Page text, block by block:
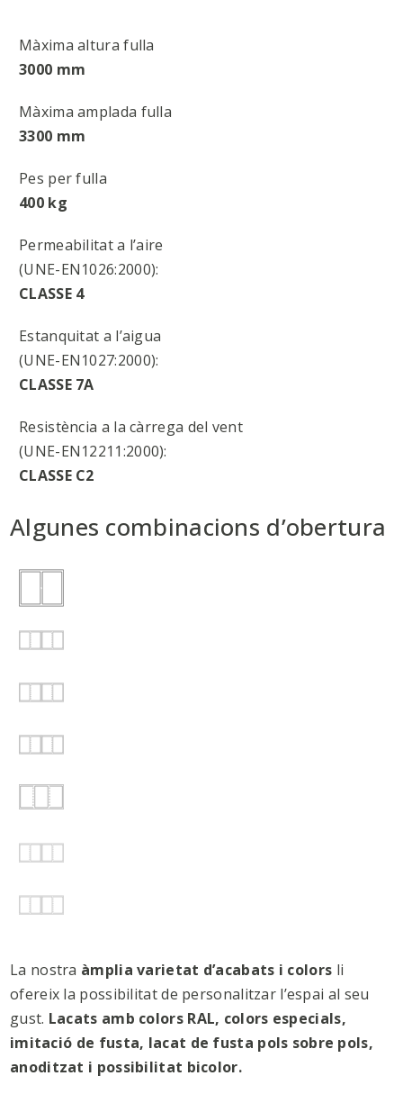
Màxima altura fulla
3000 mm
Màxima amplada fulla
3300 mm
Pes per fulla
400 kg
Permeabilitat a l’aire
(UNE-EN1026:2000):
CLASSE 4
Estanquitat a l’aigua
(UNE-EN1027:2000):
CLASSE 7A
Resistència a la càrrega del vent
(UNE-EN12211:2000):
CLASSE C2
Algunes combinacions d’obertura
La nostra àmplia varietat d’acabats i colors li
ofereix la possibilitat de personalitzar l’espai al seu
gust. Lacats amb colors RAL, colors especials,
imitació de fusta, lacat de fusta pols sobre pols,
anoditzat i possibilitat bicolor.